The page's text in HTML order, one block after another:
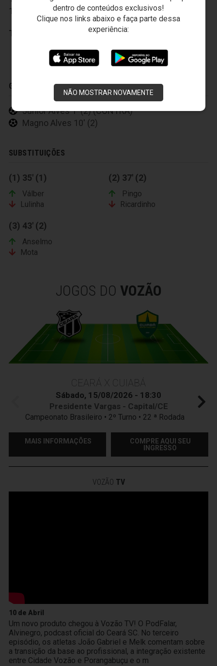
dentro de conteúdos exclusivos!
Clique nos links abaixo e faça parte dessa
experiência:
NÃO MOSTRAR NOVAMENTE
17-Gabriel Moraes,18-Anselmo,19-Pingo
Técnico: Leandro Campos
GOLS
Júnior Alves 1' (2) (CONTRA)
Magno Alves 10' (2)
SUBSTITUIÇÕES
(1) 35' (1)
Válber
Lulinha
(2) 37' (2)
Pingo
Ricardinho
(3) 43' (2)
Anselmo
Mota
JOGOS DO VOZÃO
CEARÁ X CUIABÁ
Sábado, 15/08/2026 - 18:30
Presidente Vargas - Capital/CE
Campeonato Brasileiro • 2º Turno • 22 ª Rodada
MAIS INFORMAÇÕES
COMPRE AQUI SEU
INGRESSO
VOZÃO TV
10 de Abril
Um novo produto chegou à Vozão TV! O PodFalar,
Alvinegro, podcast oficial do Ceará SC. No terceiro
episódio, os atletas João Gabriel e Melk comentam sobre
a transição da base ao profissional, a integração existente
entre Cidade Vozão e Porangabuçu e o m